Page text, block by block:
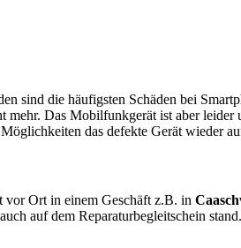
sind die häufigsten Schäden bei
Das Mobilfunkgerät ist aber
das defekte Gerät wieder
Ort in einem Geschäft z.B. in
auf dem Reparaturbegleitschein